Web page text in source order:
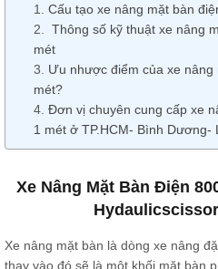
Cấu tạo xe nâng mặt bàn
Thông số kỹ thuật xe nâng
mét
Ưu nhược điểm của xe nâng
mét?
Đơn vị chuyên cung cấp xe
1 mét ở TP.HCM- Bình Dương-
Xe Nâng Mặt Bàn Điện
Xe nâng mặt bàn là dòng xe nâng
thay vào đó sẽ là một khối mặt bàn